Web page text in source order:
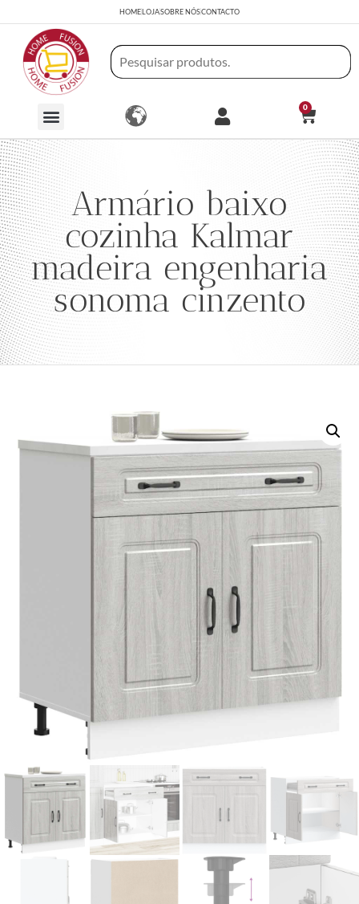
HOMELOJASOBRE NÓSCONTACTO
0
Armário baixo
cozinha Kalmar
madeira engenharia
sonoma cinzento